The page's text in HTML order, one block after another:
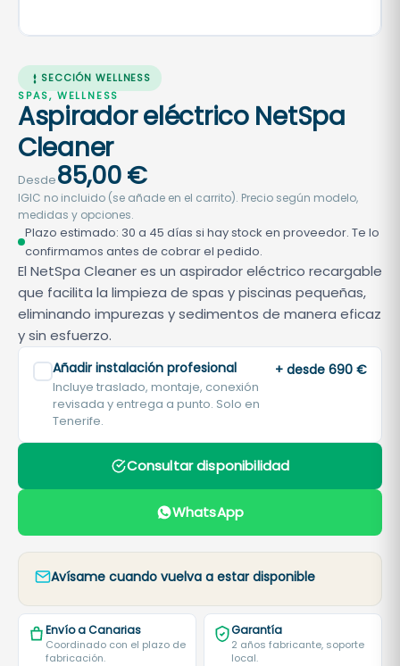
SECCIÓN WELLNESS
SPAS, WELLNESS
Aspirador eléctrico NetSpa
Cleaner
Desde85,00€
IGIC no incluido (se añade en el carrito). Precio según modelo,
medidas y opciones.
Plazo estimado: 30 a 45 días si hay stock en proveedor. Te lo
confirmamos antes de cobrar el pedido.
El NetSpa Cleaner es un aspirador eléctrico recargable
que facilita la limpieza de spas y piscinas pequeñas,
eliminando impurezas y sedimentos de manera eficaz
y sin esfuerzo.
Añadir instalación profesional
Incluye traslado, montaje, conexión
revisada y entrega a punto. Solo en
Tenerife.
+ desde 690 €
Consultar disponibilidad
WhatsApp
Avísame cuando vuelva a estar disponible
Envío a Canarias
Coordinado con el plazo de
fabricación.
Garantía
2 años fabricante, soporte
local.